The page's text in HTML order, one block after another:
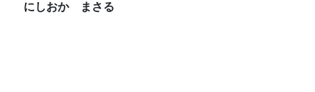
にしおか まさる